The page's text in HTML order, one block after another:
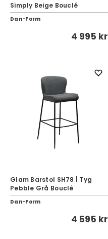
Simply Beige Bouclé
Dan-Form
4 995 kr
Glam Barstol SH78 | Tyg
Pebble Grå Bouclé
Dan-Form
4 595 kr